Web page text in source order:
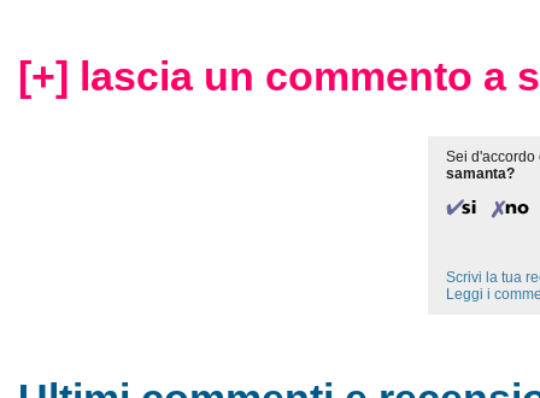
[+] lascia un commento a
Sei d'accordo
samanta?
Scrivi la tua
Leggi i